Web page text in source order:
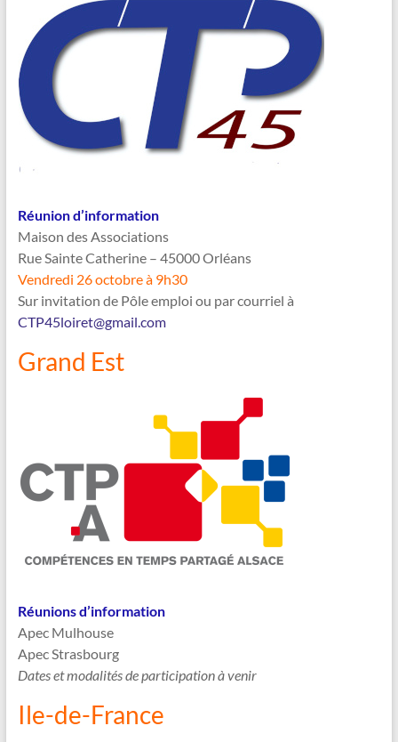
Réunion d’information
Maison des Associations
Rue Sainte Catherine – 45000 Orléans
Vendredi 26 octobre à 9h30
Sur invitation de Pôle emploi ou par courriel à
CTP45loiret@gmail.com
Grand Est
Réunions d’information
Apec Mulhouse
Apec Strasbourg
Dates et modalités de participation à venir
Ile-de-France